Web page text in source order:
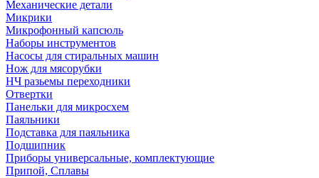
Механические детали
Микрики
Микрофонный капсюль
Наборы инструментов
Насосы для стиральных машин
Нож для мясорубки
НЧ разьемы переходники
Отвертки
Панельки для микросхем
Паяльники
Подставка для паяльника
Подшипник
Приборы универсальные, комплектующие
Припой, Сплавы